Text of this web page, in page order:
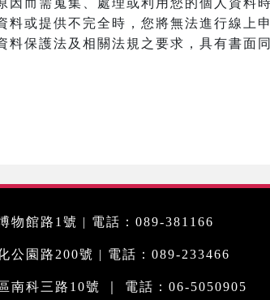
因而需蒐集、處理或利用您的個人資料
料或提供不完全時，您將無法進行線上
料保護法及相關法規之要求，具有書面
物館路1號 | 電話：089-381166
公園路200號 | 電話：089-233466
南科三路10號 ｜ 電話：06-5050905